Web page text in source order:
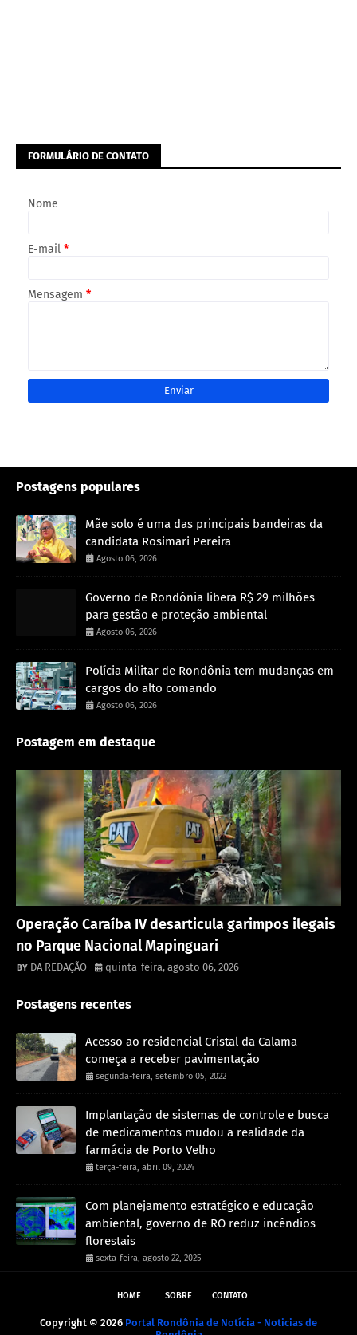
FORMULÁRIO DE CONTATO
Nome
E-mail *
Mensagem *
Postagens populares
Mãe solo é uma das principais bandeiras da
candidata Rosimari Pereira
Agosto 06, 2026
Governo de Rondônia libera R$ 29 milhões
para gestão e proteção ambiental
Agosto 06, 2026
Polícia Militar de Rondônia tem mudanças em
cargos do alto comando
Agosto 06, 2026
Postagem em destaque
Operação Caraíba IV desarticula garimpos ilegais
no Parque Nacional Mapinguari
DA REDAÇÃO quinta-feira, agosto 06, 2026
Postagens recentes
Acesso ao residencial Cristal da Calama
começa a receber pavimentação
segunda-feira, setembro 05, 2022
Implantação de sistemas de controle e busca
de medicamentos mudou a realidade da
farmácia de Porto Velho
terça-feira, abril 09, 2024
Com planejamento estratégico e educação
ambiental, governo de RO reduz incêndios
florestais
sexta-feira, agosto 22, 2025
HOME SOBRE CONTATO
Copyright © 2026 Portal Rondônia de Notícia - Noticias de